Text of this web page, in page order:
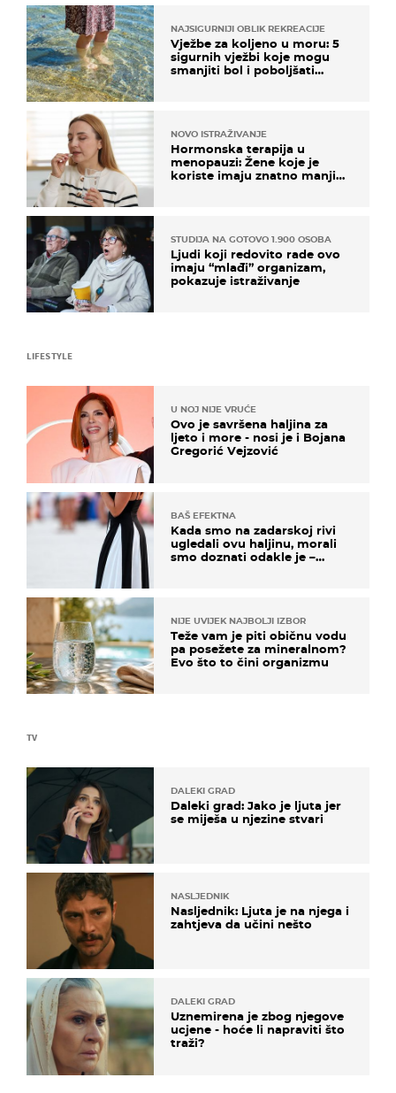
NAJSIGURNIJI OBLIK REKREACIJE
Vježbe za koljeno u moru: 5
sigurnih vježbi koje mogu
smanjiti bol i poboljšati
NOVO ISTRAŽIVANJE
Hormonska terapija u
menopauzi: Žene koje je
koriste imaju znatno manji
STUDIJA NA GOTOVO 1.900 OSOBA
Ljudi koji redovito rade ovo
imaju “mlađi” organizam,
pokazuje istraživanje
TV
DALEKI GRAD
Daleki grad: Jako je ljuta jer
se miješa u njezine stvari
NASLJEDNIK
Nasljednik: Ljuta je na njega i
zahtjeva da učini nešto
DALEKI GRAD
Uznemirena je zbog njegove
ucjene - hoće li napraviti što
traži?
LIFESTYLE
U NOJ NIJE VRUĆE
Ovo je savršena haljina za
ljeto i more - nosi je i Bojana
Gregorić Vejzović
BAŠ EFEKTNA
Kada smo na zadarskoj rivi
ugledali ovu haljinu, morali
smo doznati odakle je –
NIJE UVIJEK NAJBOLJI IZBOR
Teže vam je piti običnu vodu
pa posežete za mineralnom?
Evo što to čini organizmu